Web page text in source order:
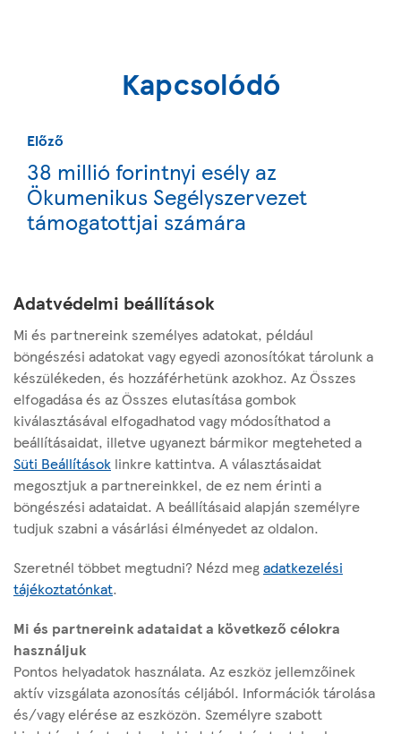
Kapcsolódó
Előző
38 millió forintnyi esély az
Ökumenikus Segélyszervezet
támogatottjai számára
10 év, 10 ezer adag étel a
rászorulóknak: tescósok főznek
országszerte az Élelmiszerbank és a
vállalat partnerségét ünnepelve
Az oldalról
Hasznos linkek
Modernkori Rabszolgaság Elleni Nyilatkozat
Kövess minket:
Adatvédelmi beállítások
Mi és partnereink személyes adatokat, például
böngészési adatokat vagy egyedi azonosítókat tárolunk a
készülékeden, és hozzáférhetünk azokhoz. Az Összes
elfogadása és az Összes elutasítása gombok
kiválasztásával elfogadhatod vagy módosíthatod a
beállításaidat, illetve ugyanezt bármikor megteheted a
Süti Beállítások linkre kattintva. A választásaidat
megosztjuk a partnereinkkel, de ez nem érinti a
böngészési adataidat. A beállításaid alapján személyre
tudjuk szabni a vásárlási élményedet az oldalon.
Szeretnél többet megtudni? Nézd megadatkezelési
tájékoztatónkat.
Mi és partnereink adataidat a következő célokra
használjuk
Pontos helyadatok használata. Az eszköz jellemzőinek
aktív vizsgálata azonosítás céljából. Információk tárolása
és/vagy elérése az eszközön. Személyre szabott